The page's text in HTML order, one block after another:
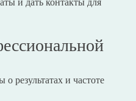
и дать контакты для
результатах и частоте